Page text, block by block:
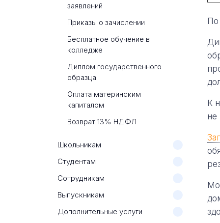
заявлений
Приказы о зачислении
Бесплатное обучение в
колледже
Диплом государственного
образца
Оплата материнским
капиталом
Возврат 13% НДФЛ
Школьникам
Студентам
Сотрудникам
Выпускникам
Дополнительные услуги
К
не